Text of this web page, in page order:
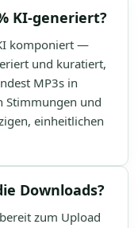
KI-generiert?
komponiert —
und kuratiert,
MP3s in
Stimmungen und
einheitlichen
Downloads?
zum Upload